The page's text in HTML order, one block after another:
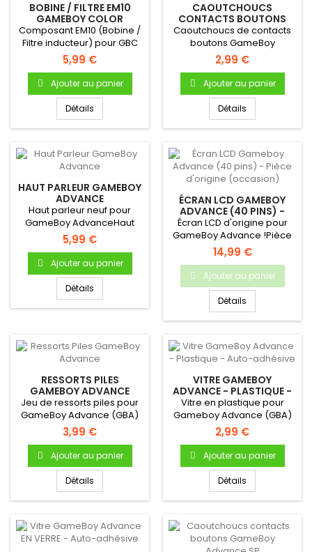
BOBINE / FILTRE EM10
GAMEBOY COLOR
(RÉGULATEUR DE
TENSION)
Composant EM10 (Bobine /
Filtre inducteur) pour GBC
5,99 €
Ajouter au panier
Détails
CAOUTCHOUCS
CONTACTS BOUTONS
GAMEBOY ADVANCE
Caoutchoucs de contacts
boutons GameBoy
AdvancePour Gameboy
Advance Bouton...
2,99 €
Ajouter au panier
Détails
HAUT PARLEUR GAMEBOY
ADVANCE
Haut parleur neuf pour
GameBoy AdvanceHaut
parleur (enceinte) interne
neuf...
5,99 €
Ajouter au panier
Détails
ÉCRAN LCD GAMEBOY
ADVANCE (40 PINS) -
PIÈCE D'ORIGINE
(OCCASION)
Écran LCD d'origine pour
GameBoy Advance !Pièce
d'origine Nintendo
Occasion...
14,99 €
Ajouter au panier
Détails
RESSORTS PILES
GAMEBOY ADVANCE
Jeu de ressorts piles pour
GameBoy Advance (GBA)
3,99 €
Ajouter au panier
Détails
VITRE GAMEBOY
ADVANCE - PLASTIQUE -
AUTO-ADHÉSIVE
Vitre en plastique pour
Gameboy Advance (GBA)
2,99 €
Ajouter au panier
Détails